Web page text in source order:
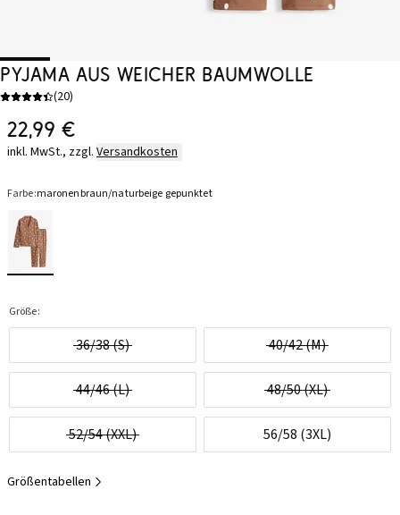
Pyjama aus weicher Baumwolle
(20)
22,99 €
inkl. MwSt., zzgl. Versandkosten
Farbe:maronenbraun/naturbeige gepunktet
Größe:
36/38 (S) 40/42 (M)
44/46 (L) 48/50 (XL)
52/54 (XXL) 56/58 (3XL)
Größentabellen